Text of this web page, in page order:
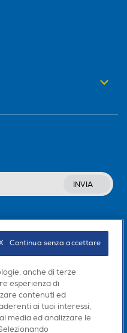
INVIA
anche di terze
esperienza di
contenuti ed
ai tuoi interessi,
media ed analizzare le
Continua senza accettare